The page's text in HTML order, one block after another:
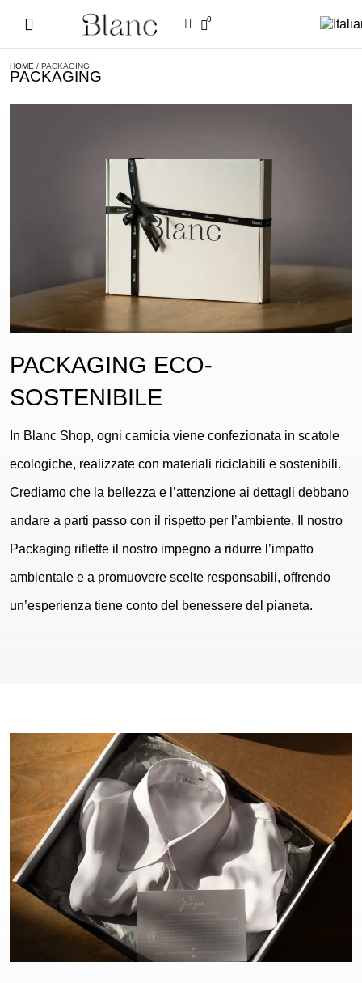
0
HOME / PACKAGING
PACKAGING
PACKAGING ECO-
SOSTENIBILE
In Blanc Shop, ogni camicia viene confezionata in scatole
ecologiche, realizzate con materiali riciclabili e sostenibili.
Crediamo che la bellezza e l’attenzione ai dettagli debbano
andare a parti passo con il rispetto per l’ambiente. Il nostro
Packaging riflette il nostro impegno a ridurre l’impatto
ambientale e a promuovere scelte responsabili, offrendo
un’esperienza tiene conto del benessere del pianeta.